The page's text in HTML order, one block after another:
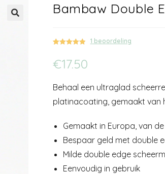
Bambaw Double
5.00op 5
gebaseerd
waardering
1 beoordeling
€17.50
Behaal een ultraglad
platinacoating, gemaakt van
Gemaakt in Europa, van
Bespaar geld met double
Milde double edge
Eenvoudig in gebruik